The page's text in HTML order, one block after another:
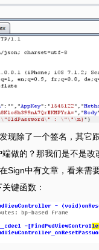
现除了一个签名，其它
做的？那我们是不是
Sign中有文章，看来需
键函数：